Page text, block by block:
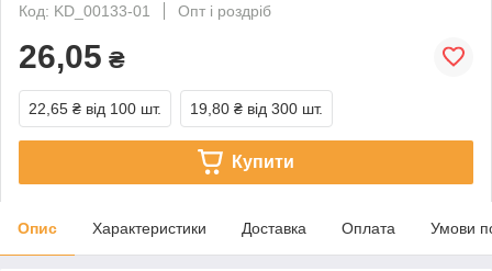
Код: KD_00133-01
Опт і роздріб
26,05 ₴
22,65 ₴ від 100 шт. 19,80 ₴ від 300 шт.
Купити
Опис Характеристики Доставка Оплата Умови